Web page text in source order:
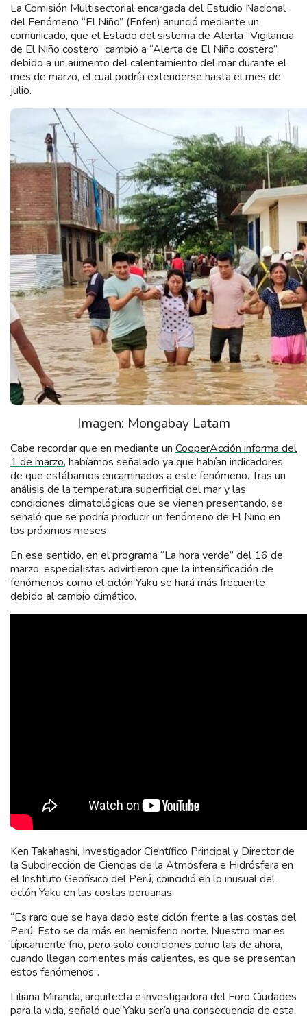
La Comisión Multisectorial encargada del Estudio Nacional
del Fenómeno “El Niño” (Enfen) anunció mediante un
comunicado, que el Estado del sistema de Alerta “Vigilancia
de El Niño costero” cambió a “Alerta de El Niño costero”,
debido a un aumento del calentamiento del mar durante el
mes de marzo, el cual podría extenderse hasta el mes de
julio.
Imagen: Mongabay Latam
Cabe recordar que en mediante un CooperAcción informa del
1 de marzo, habíamos señalado ya que habían indicadores
de que estábamos encaminados a este fenómeno. Tras un
análisis de la temperatura superficial del mar y las
condiciones climatológicas que se vienen presentando, se
señaló que se podría producir un fenómeno de El Niño en
los próximos meses
En ese sentido, en el programa “La hora verde” del 16 de
marzo, especialistas advirtieron que la intensificación de
fenómenos como el ciclón Yaku se hará más frecuente
debido al cambio climático.
Ken Takahashi, Investigador Científico Principal y Director de
la Subdirección de Ciencias de la Atmósfera e Hidrósfera en
el Instituto Geofísico del Perú, coincidió en lo inusual del
ciclón Yaku en las costas peruanas.
“Es raro que se haya dado este ciclón frente a las costas del
Perú. Esto se da más en hemisferio norte. Nuestro mar es
típicamente frio, pero solo condiciones como las de ahora,
cuando llegan corrientes más calientes, es que se presentan
estos fenómenos”.
Liliana Miranda, arquitecta e investigadora del Foro Ciudades
para la vida, señaló que Yaku sería una consecuencia de esta